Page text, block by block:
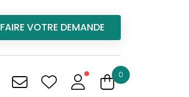
FAIRE VOTRE DEMANDE
0